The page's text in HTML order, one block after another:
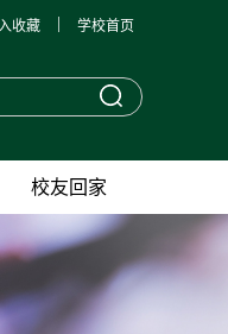
学校首页
收藏
校友回家